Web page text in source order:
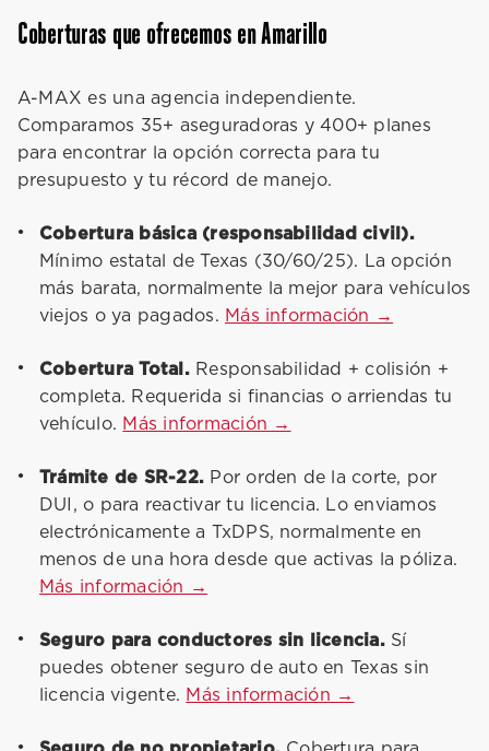
Coberturas que ofrecemos en Amarillo
A-MAX es una agencia independiente.
Comparamos 35+ aseguradoras y 400+ planes
para encontrar la opción correcta para tu
presupuesto y tu récord de manejo.
Cobertura básica (responsabilidad civil).
Mínimo estatal de Texas (30/60/25). La opción
más barata, normalmente la mejor para vehículos
viejos o ya pagados. Más información →
Cobertura Total.Responsabilidad + colisión +
completa. Requerida si financias o arriendas tu
vehículo. Más información →
Trámite de SR-22. Por orden de la corte, por
DUI, o para reactivar tu licencia. Lo enviamos
electrónicamente a TxDPS, normalmente en
menos de una hora desde que activas la póliza.
Más información →
Seguro para conductores sin licencia.Sí
puedes obtener seguro de auto en Texas sin
licencia vigente. Más información →